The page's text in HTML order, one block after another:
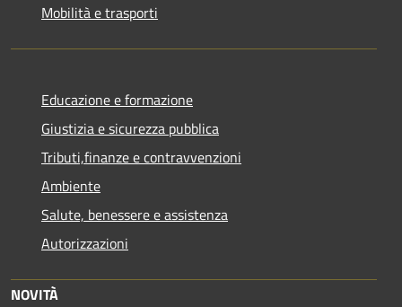
Mobilità e trasporti
Educazione e formazione
Giustizia e sicurezza pubblica
Tributi,finanze e contravvenzioni
Ambiente
Salute, benessere e assistenza
Autorizzazioni
NOVITÀ